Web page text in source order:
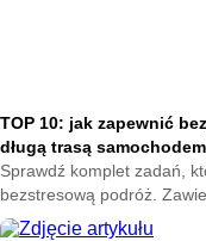
TOP 10: jak zapewnić
długą trasą samochodem
Sprawdź komplet zadań,
bezstresową podróż.
wskazówki od stanu